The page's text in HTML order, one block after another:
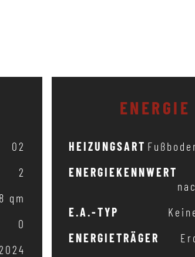
02
2
qm
0
ENERGIE
HEIZUNGSART
ENERGIEKENNWERT
E.A.-TYP
ENERGIETRÄGER